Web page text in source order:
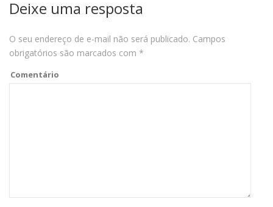
Deixe uma resposta
O seu endereço de e-mail não será publicado. Campos
obrigatórios são marcados com *
Comentário